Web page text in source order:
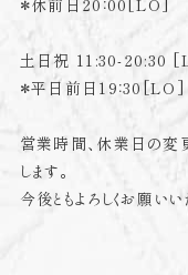
＊休前日20：00[LO]
土日祝 11:30-20:30
＊平日前日19：30[LO]
営業時間、休業日の変
します。
今後ともよろしくお願いい